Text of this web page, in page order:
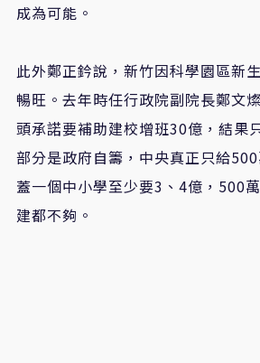
成為可能。
此外鄭正鈐說， 新竹因科學園區新
暢旺。去年時任行政院副院長鄭文
頭承諾要補助建校增班30億，結果
部分是政府自籌，中央真正只給500
蓋一個中小學至少要3 、 4億， 500
建都不夠。